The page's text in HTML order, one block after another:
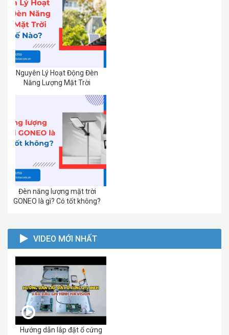
Nguyên Lý Hoạt Động Đèn
Năng Lượng Mặt Trời
Đèn năng lượng mặt trời
GONEO là gì? Có tốt không?
VIDEO MỚI NHẤT
Hướng dẫn lắp đặt ổ cứng